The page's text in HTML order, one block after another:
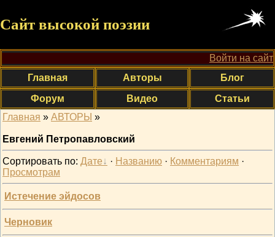
Сайт высокой поэзии
Войти на сайт
Главная
Авторы
Блог
Форум
Видео
Статьи
Главная » АВТОРЫ »
Евгений Петропавловский
Сортировать по: Дате · Названию · Комментариям ·
Просмотрам
Истечение эйдосов
Черновик